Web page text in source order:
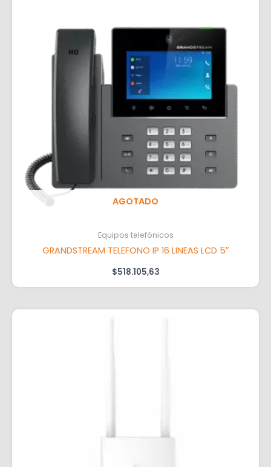
AGOTADO
Equipos telefónicos
GRANDSTREAM TELEFONO IP 16 LINEAS LCD 5″
$518.105,63